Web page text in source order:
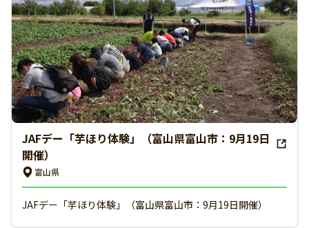
JAFデー「芋ほり体験」（富山県富山市：9月19日
開催）
富山県
JAFデー「芋ほり体験」（富山県富山市：9月19日開催）